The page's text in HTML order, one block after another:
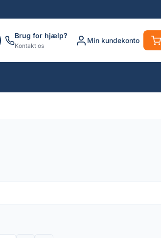
Brug for hjælp?
Kontakt os
Min kundekonto